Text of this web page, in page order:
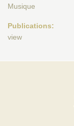
Musique
Publications:
view